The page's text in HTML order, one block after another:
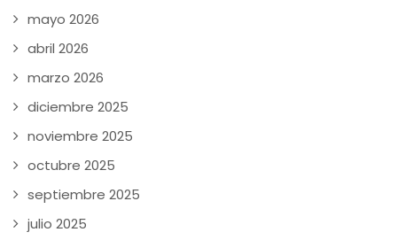
mayo 2026
abril 2026
marzo 2026
diciembre 2025
noviembre 2025
octubre 2025
septiembre 2025
julio 2025